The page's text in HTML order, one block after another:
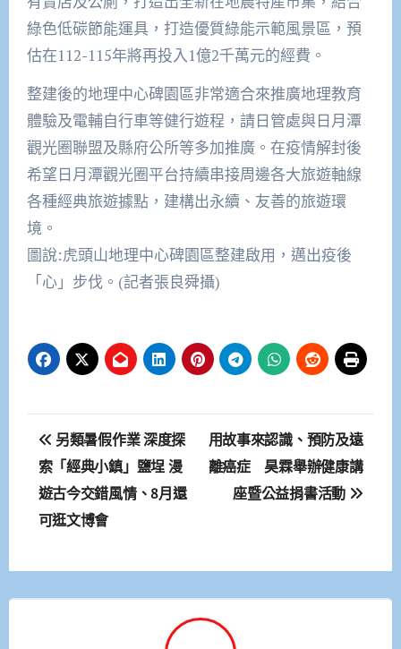
綠色低碳節能運具，打造優質綠能示範風景區，預
估在112-115年將再投入1億2千萬元的經費。
整建後的地理中心碑園區非常適合來推廣地理教育
體驗及電輔自行車等健行遊程，請日管處與日月潭
觀光圈聯盟及縣府公所等多加推廣。在疫情解封後
希望日月潭觀光圈平台持續串接周邊各大旅遊軸線
各種經典旅遊據點，建構出永續、友善的旅遊環
境。
圖說:虎頭山地理中心碑園區整建啟用，邁出疫後
「心」步伐。(記者張良舜攝)
文
章
導
另類暑假作業 深度探
索「經典小鎮」鹽埕 漫
遊古今交錯風情、8月還
可逛文博會
用故事來認識、預防及遠
離癌症 昊霖舉辦健康講
座暨公益捐書活動